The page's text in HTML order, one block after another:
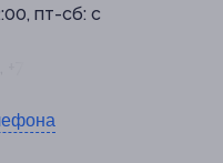
пт-сб: с
(920) 615-